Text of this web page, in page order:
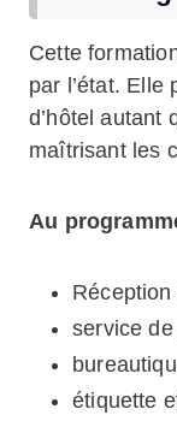
Cette
par l’état. Elle
d’hôtel autant
maîtrisant les
Au
service
étiquette